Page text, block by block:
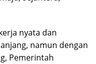
nyata dan
namun dengan
Pemerintah